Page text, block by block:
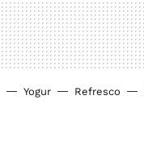
Yogur Refresco